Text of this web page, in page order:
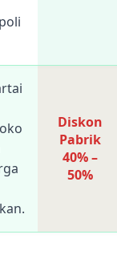
Diskon
Pabrik
40% –
50%